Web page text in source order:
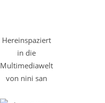
Hereinspaziert
in die
Multimediawelt
von nini san